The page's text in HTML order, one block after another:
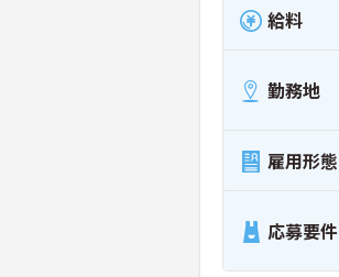
給料
勤務地
雇用形態
応募要件